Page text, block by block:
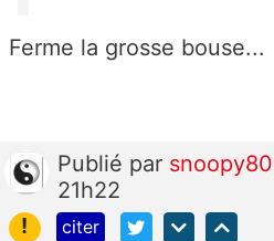
Ferme la grosse bouse...
Publié par snoopy80
21h22
!
citer